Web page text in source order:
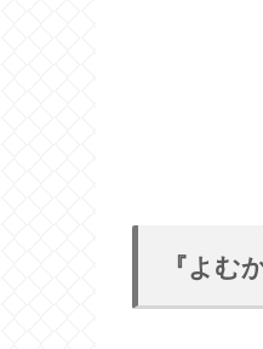
『よむ